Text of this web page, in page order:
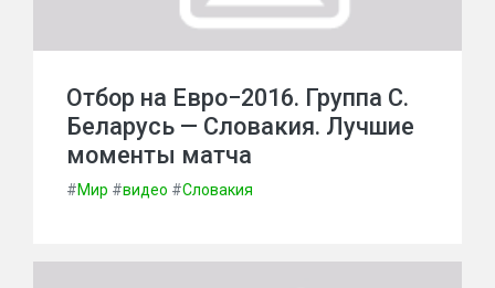
Отбор на Евро−2016. Группа С.
Беларусь — Словакия. Лучшие
моменты матча
#Мир #видео #Словакия